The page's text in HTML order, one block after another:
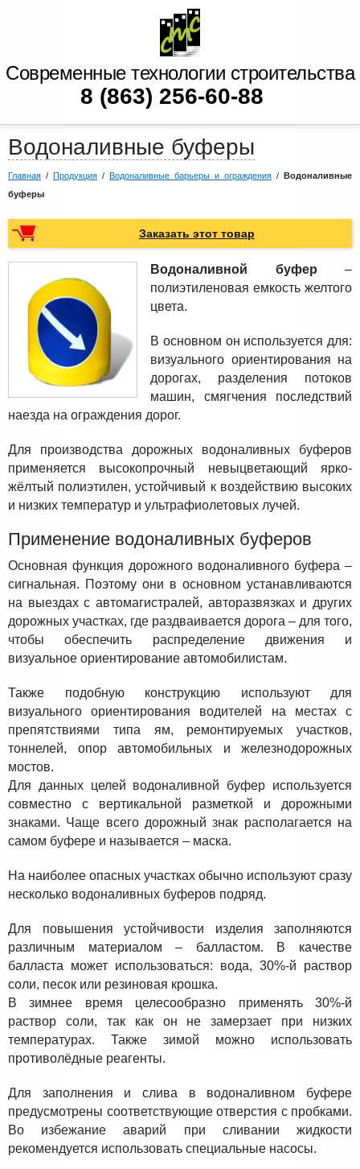
Современные технологии строительства
8 (863) 256-60-88
Водоналивные буферы
Главная / Продукция / Водоналивные барьеры и ограждения / Водоналивные
буферы
Заказать этот товар
Водоналивной буфер –
полиэтиленовая емкость желтого
цвета.
В основном он используется для:
визуального ориентирования на
дорогах, разделения потоков
машин, смягчения последствий
наезда на ограждения дорог.
Для производства дорожных водоналивных буферов
применяется высокопрочный невыцветающий ярко-
жёлтый полиэтилен, устойчивый к воздействию высоких
и низких температур и ультрафиолетовых лучей.
Применение водоналивных буферов
Основная функция дорожного водоналивного буфера –
сигнальная. Поэтому они в основном устанавливаются
на выездах с автомагистралей, авторазвязках и других
дорожных участках, где раздваивается дорога – для того,
чтобы обеспечить распределение движения и
визуальное ориентирование автомобилистам.
Также подобную конструкцию используют для
визуального ориентирования водителей на местах с
препятствиями типа ям, ремонтируемых участков,
тоннелей, опор автомобильных и железнодорожных
мостов.
Для данных целей водоналивной буфер используется
совместно с вертикальной разметкой и дорожными
знаками. Чаще всего дорожный знак располагается на
самом буфере и называется – маска.
На наиболее опасных участках обычно используют сразу
несколько водоналивных буферов подряд.
Для повышения устойчивости изделия заполняются
различным материалом – балластом. В качестве
балласта может использоваться: вода, 30%-й раствор
соли, песок или резиновая крошка.
В зимнее время целесообразно применять 30%-й
раствор соли, так как он не замерзает при низких
температурах. Также зимой можно использовать
противолёдные реагенты.
Для заполнения и слива в водоналивном буфере
предусмотрены соответствующие отверстия с пробками.
Во избежание аварий при сливании жидкости
рекомендуется использовать специальные насосы.